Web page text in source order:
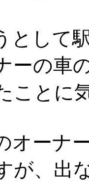
して
ーの車
ことに
ーナ
が、出